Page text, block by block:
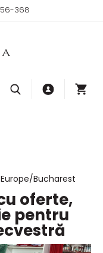
368
oferte,
pentru
Bucharest